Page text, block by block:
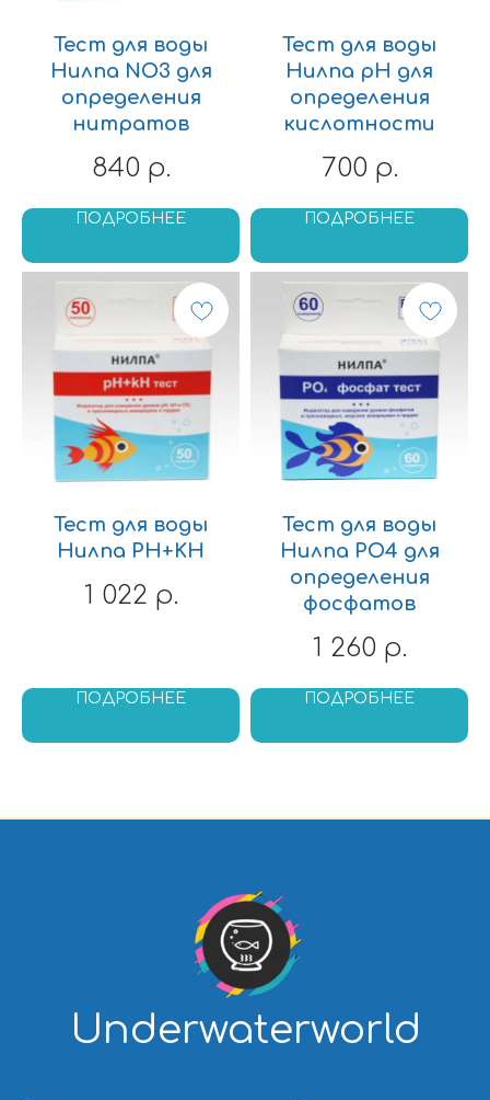
Тест для воды
Нилпа NO3 для
определения
нитратов
840 р.
ПОДРОБНЕЕ
Тест для воды
Нилпа pH для
определения
кислотности
700 р.
ПОДРОБНЕЕ
Тест для воды
Нилпа PH+KH
1 022 р.
ПОДРОБНЕЕ
Тест для воды
Нилпа PO4 для
определения
фосфатов
1 260 р.
ПОДРОБНЕЕ
Радужницы
Солоноводные
Улитки
Креветки и раки
обитателей
Растения
Растения
среднего плана
Растения заднего
плана
Аквариумные мхи
Корма для Цихлид
рыбок
Корм для донных рыб
Корм для Ракообразных
Замороженный корм